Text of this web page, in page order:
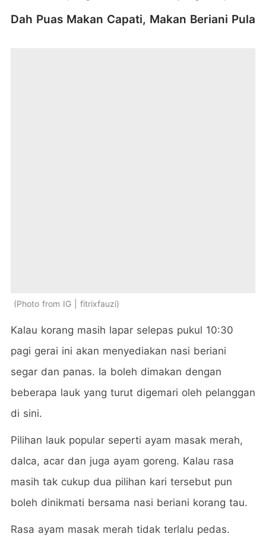
Dah Puas Makan Capati, Makan Beriani Pula
Photo from IG | fitrixfauzi
Kalau korang masih lapar selepas pukul 10:30
pagi gerai ini akan menyediakan nasi beriani
segar dan panas. Ia boleh dimakan dengan
beberapa lauk yang turut digemari oleh pelanggan
di sini.
Pilihan lauk popular seperti ayam masak merah,
dalca, acar dan juga ayam goreng. Kalau rasa
masih tak cukup dua pilihan kari tersebut pun
boleh dinikmati bersama nasi beriani korang tau.
Rasa ayam masak merah tidak terlalu pedas.